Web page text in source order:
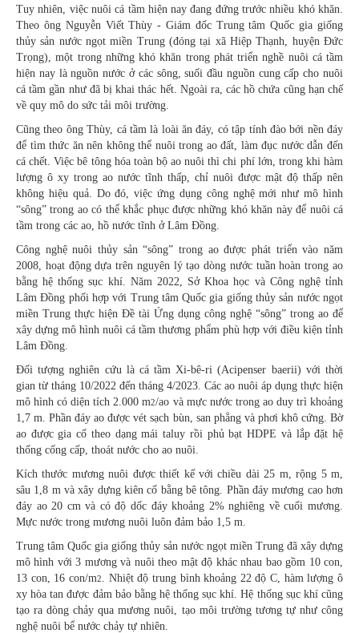
Tuy nhiên, việc nuôi cá tầm hiện nay đang đứng trước nhiều khó khăn.
Theo ông Nguyễn Viết Thùy - Giám đốc Trung tâm Quốc gia giống
thủy sản nước ngọt miền Trung (đóng tại xã Hiệp Thạnh, huyện Đức
Trọng), một trong những khó khăn trong phát triển nghề nuôi cá tầm
hiện nay là nguồn nước ở các sông, suối đầu nguồn cung cấp cho nuôi
cá tầm gần như đã bị khai thác hết. Ngoài ra, các hồ chứa cũng hạn chế
về quy mô do sức tải môi trường.
Cũng theo ông Thùy, cá tầm là loài ăn đáy, có tập tính đào bới nền đáy
để tìm thức ăn nên không thể nuôi trong ao đất, làm đục nước dẫn đến
cá chết. Việc bê tông hóa toàn bộ ao nuôi thì chi phí lớn, trong khi hàm
lượng ô xy trong ao nước tĩnh thấp, chỉ nuôi được mật độ thấp nên
không hiệu quả. Do đó, việc ứng dụng công nghệ mới như mô hình
“sông” trong ao có thể khắc phục được những khó khăn này để nuôi cá
tầm trong các ao, hồ nước tĩnh ở Lâm Đồng.
Công nghệ nuôi thủy sản “sông” trong ao được phát triển vào năm
2008, hoạt động dựa trên nguyên lý tạo dòng nước tuần hoàn trong ao
bằng hệ thống sục khí. Năm 2022, Sở Khoa học và Công nghệ tỉnh
Lâm Đồng phối hợp với Trung tâm Quốc gia giống thủy sản nước ngọt
miền Trung thực hiện Đề tài Ứng dụng công nghệ “sông” trong ao để
xây dựng mô hình nuôi cá tầm thương phẩm phù hợp với điều kiện tỉnh
Lâm Đồng.
Đối tượng nghiên cứu là cá tầm Xi-bê-ri (Acipenser baerii) với thời
gian từ tháng 10/2022 đến tháng 4/2023. Các ao nuôi áp dụng thực hiện
mô hình có diện tích 2.000 m2/ao và mực nước trong ao duy trì khoảng
1,7 m. Phần đáy ao được vét sạch bùn, san phẳng và phơi khô cứng. Bờ
ao được gia cố theo dạng mái taluy rồi phủ bạt HDPE và lắp đặt hệ
thống cống cấp, thoát nước cho ao nuôi.
Kích thước mương nuôi được thiết kế với chiều dài 25 m, rộng 5 m,
sâu 1,8 m và xây dựng kiên cố bằng bê tông. Phần đáy mương cao hơn
đáy ao 20 cm và có độ dốc đáy khoảng 2% nghiêng về cuối mương.
Mực nước trong mương nuôi luôn đảm bảo 1,5 m.
Trung tâm Quốc gia giống thủy sản nước ngọt miền Trung đã xây dựng
mô hình với 3 mương và nuôi theo mật độ khác nhau bao gồm 10 con,
13 con, 16 con/m2
. Nhiệt độ trung bình khoảng 22 độ C, hàm lượng ô
xy hòa tan được đảm bảo bằng hệ thống sục khí. Hệ thống sục khí cũng
tạo ra dòng chảy qua mương nuôi, tạo môi trường tương tự như công
nghệ nuôi bể nước chảy tự nhiên.